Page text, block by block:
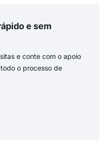
e sem
e conte com o apoio
o processo de